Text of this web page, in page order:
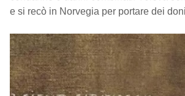
e si recò in Norvegia per portare dei